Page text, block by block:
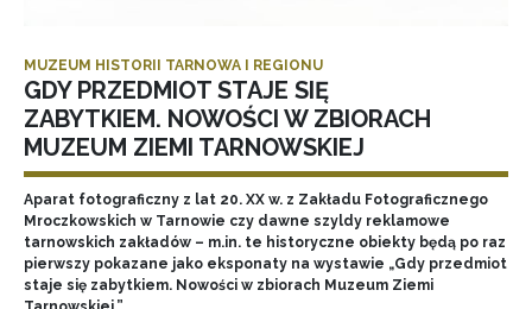
MUZEUM HISTORII TARNOWA I REGIONU
GDY PRZEDMIOT STAJE SIĘ
ZABYTKIEM. NOWOŚCI W ZBIORACH
MUZEUM ZIEMI TARNOWSKIEJ
Aparat fotograficzny z lat 20. XX w. z Zakładu Fotograficznego
Mroczkowskich w Tarnowie czy dawne szyldy reklamowe
tarnowskich zakładów – m.in. te historyczne obiekty będą po raz
pierwszy pokazane jako eksponaty na wystawie „Gdy przedmiot
staje się zabytkiem. Nowości w zbiorach Muzeum Ziemi